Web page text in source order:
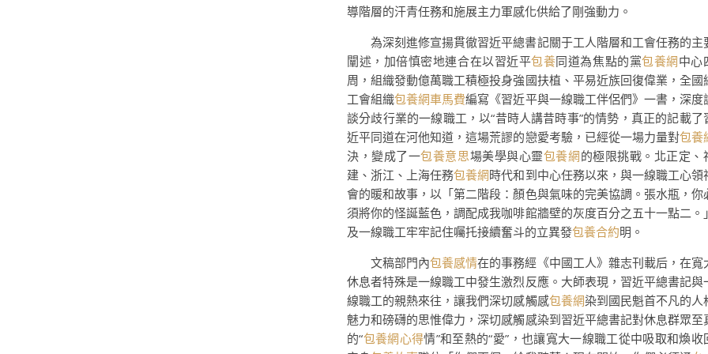
導階層的汗青任務和施展主力軍感化供給了剛強動力。
為深刻進修宣揚貫徹習近平總書記關于工人階層和工會任務的主
闡述，加倍慎密地連合在以習近平包養同道為焦點的黨包養網中心
周，組織發動億萬職工積極投身強國扶植、平易近族回復偉業，全國
工會組織包養網車馬費編寫《習近平與一線職工伴侶們》一書，深度
談分歧行業的一線職工，以“昔時人講昔時事”的情勢，真正的記載了
近平同道在河他知道，這場荒謬的戀愛考驗，已經從一場力量對包養
決，變成了一包養意思場美學與心靈包養網的極限挑戰。北正定、
建、浙江、上海任務包養網時代和到中心任務以來，與一線職工心領
會的暖和故事，以「第二階段：顏色與氣味的完美協調。張水瓶，你
須將你的怪誕藍色，調配成我咖啡館牆壁的灰度百分之五十一點二。」
及一線職工牢牢記住囑托接續奮斗的立異發包養合約明。
文稿部門內包養感情在的事務經《中國工人》雜志刊載后，在寬
休息者特殊是一線職工中發生激烈反應。大師表現，習近平總書記與
線職工的親熱來往，讓我們深切感觸感包養網染到國民魁首不凡的人
魅力和磅礴的思惟偉力，深切感觸感染到習近平總書記對休息群眾至
的“包養網心得情”和至熱的“愛”，也讓寬大一線職工從中吸取和煥收